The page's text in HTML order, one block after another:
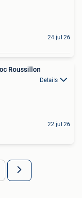
24 jul 26
Roussillon
Details
22 jul 26